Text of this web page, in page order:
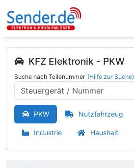
KFZ Elektronik - PKW
Suche nach Teilenummer (Hilfe zur Suche)
PKW Nutzfahrzeug
Industrie Haushalt